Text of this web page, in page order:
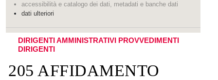
accessibilità e catalogo dei dati, metadati e banche dati
dati ulteriori
DIRIGENTI AMMINISTRATIVI PROVVEDIMENTI
DIRIGENTI
205 AFFIDAMENTO